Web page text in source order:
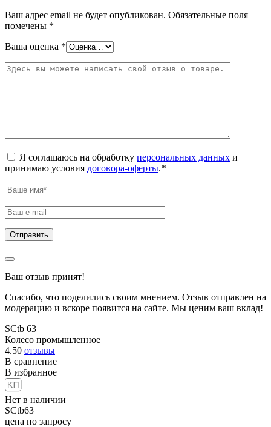
Ваш адрес email не будет опубликован. Обязательные поля
помечены *
Ваша оценка *
Я соглашаюсь на обработку персональных данных и
принимаю условия договора-оферты.*
Ваш отзыв принят!
Спасибо, что поделились своим мнением. Отзыв отправлен на
модерацию и вскоре появится на сайте. Мы ценим ваш вклад!
SCtb 63
Колесо промышленное
4.50 отзывы
В сравнение
В избранное
Нет в наличии
SCtb63
цена по запросу